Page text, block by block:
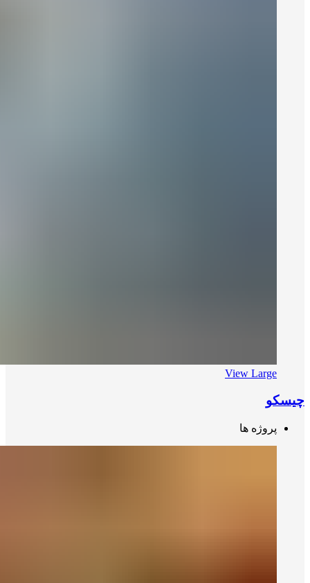
View Large
چیسکو
پروژه ها